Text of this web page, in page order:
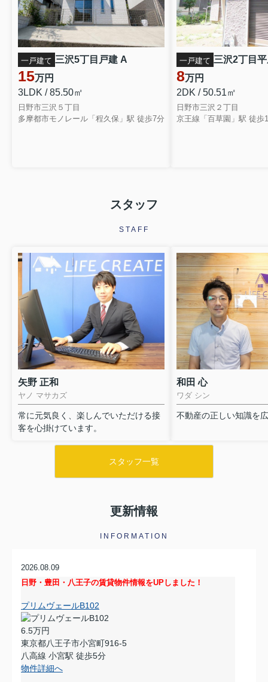
一戸建て 三沢5丁目戸建 A
15万円
3LDK / 85.50㎡
日野市三沢５丁目
多摩都市モノレール「程久保」駅 徒歩7分
一戸建て 三沢2丁目
8万円
2DK / 50.51㎡
日野市三沢２丁目
京王線「百草園」駅 徒歩
スタッフ
STAFF
矢野 正和
ヤノ マサカズ
常に元気良く、楽しんでいただける接
客を心掛けています。
和田 心
ワダ シン
不動産の正しい知識を
スタッフ一覧
更新情報
INFORMATION
2026.08.09
日野・豊田・八王子の賃貸物件情報をUPしました！
プリムヴェールB102
6.5万円
東京都八王子市小宮町916-5
八高線 小宮駅 徒歩5分
物件詳細へ